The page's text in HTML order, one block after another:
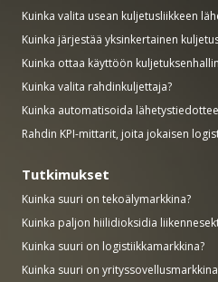
Kuinka valita usean kuljetusliikkeen
Kuinka järjestää yksinkertainen
Kuinka ottaa käyttöön
Kuinka valita rahdinkuljettaja?
Kuinka automatisoida
Rahdin KPI-mittarit, joita jokaisen
Tutkimukset
Kuinka suuri on tekoälymarkkina?
Kuinka paljon hiilidioksidia
Kuinka suuri on logistiikkamarkkina?
Kuinka suuri on